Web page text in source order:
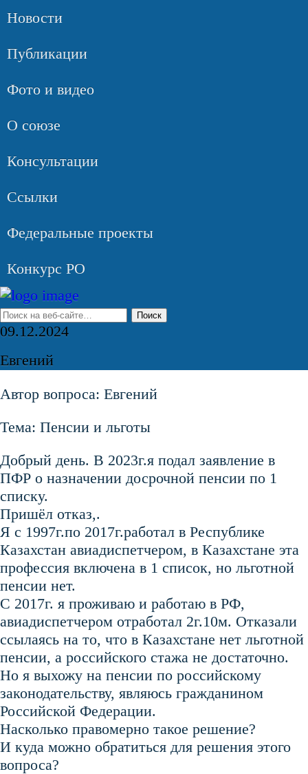
Новости
Публикации
Фото и видео
О союзе
Консультации
Ссылки
Федеральные проекты
Конкурс РО
09.12.2024
Евгений
Автор вопроса: Евгений
Тема: Пенсии и льготы
Добрый день. В 2023г.я подал заявление в
ПФР о назначении досрочной пенсии по 1
списку.
Пришёл отказ,.
Я с 1997г.по 2017г.работал в Республике
Казахстан авиадиспетчером, в Казахстане эта
профессия включена в 1 список, но льготной
пенсии нет.
С 2017г. я проживаю и работаю в РФ,
авиадиспетчером отработал 2г.10м. Отказали
ссылаясь на то, что в Казахстане нет льготной
пенсии, а российского стажа не достаточно.
Но я выхожу на пенсии по российскому
законодательству, являюсь гражданином
Российской Федерации.
Насколько правомерно такое решение?
И куда можно обратиться для решения этого
вопроса?